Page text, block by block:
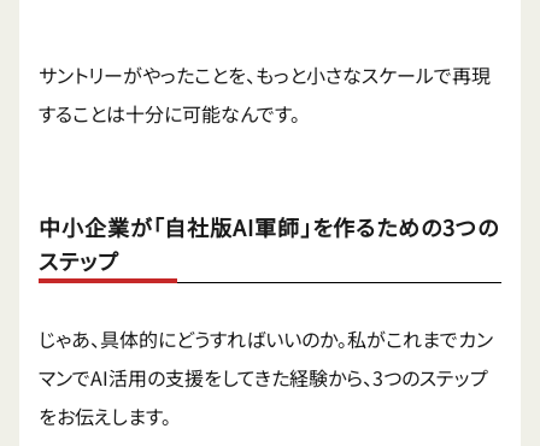
サントリーがやったことを、もっと小さなスケールで再現
することは十分に可能なんです。
中小企業が「自社版AI軍師」を作るための3つの
ステップ
じゃあ、具体的にどうすればいいのか。私がこれまでカン
マンでAI活用の支援をしてきた経験から、3つのステップ
をお伝えします。